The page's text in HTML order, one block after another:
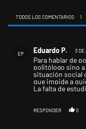
TODOS LOS COMENTARIOS 1
EP Eduardo P. 3 DE
Para hablar de
politólogo sino
situación social
que impide a
La falta de
asaltan o le
le impiden
sus
RESPONDER 0